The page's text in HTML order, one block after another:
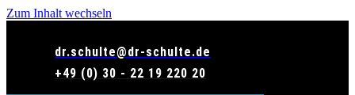
Zum Inhalt wechseln
dr.schulte@dr-schulte.de
+49 (0) 30 - 22 19 220 20